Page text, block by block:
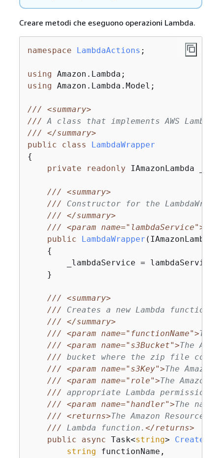
Creare metodi che eseguono operazioni Lambda.
namespace LambdaActions ;
using
using Amazon.Lambda.Model;
///
<summary>
/// A class that implements AWS Lambda
///
</summary>
public
class
LambdaWrapper
{
private
readonly IAmazonLambda
///
<summary>
/// Constructor for the
///
</summary>
///
<param name="lambdaService">
public
LambdaWrapper (
{
        _lambdaService = lambdaService;
    }
///
<summary>
/// Creates a new Lambda function.
///
</summary>
///
<param name="functionName">
///
<param name="s3Bucket">The
/// bucket where the zip file
///
<param name="s3Key">The
///
<param name="role">The
/// appropriate Lambda permissions.
///
<param name="handler">The
///
<returns>The Amazon Resource
/// Lambda function. </returns>
public
async Task<string>
string functionName,